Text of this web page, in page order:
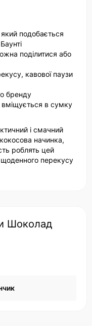
подобається
поділитися або
кавової паузи
бренду
в сумку
і смачний
начинка,
роблять цей
перекусу
Шоколад